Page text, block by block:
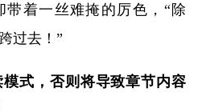
带着一丝难掩的厉色，“除
过去！”
式，否则将导致章节内容